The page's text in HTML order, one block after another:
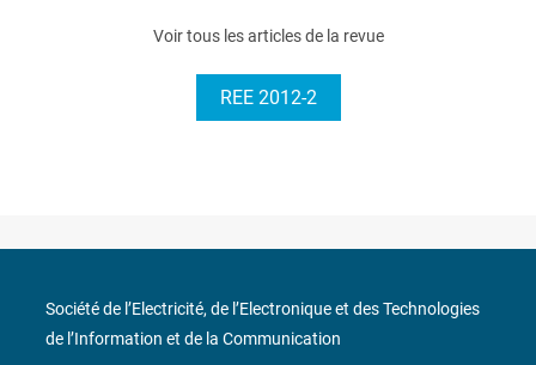
Voir tous les articles de la revue
REE 2012-2
Société de l’Electricité, de l’Electronique et des Technologies
de l’Information et de la Communication